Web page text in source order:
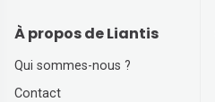
À propos de Liantis
Qui sommes-nous ?
Contact